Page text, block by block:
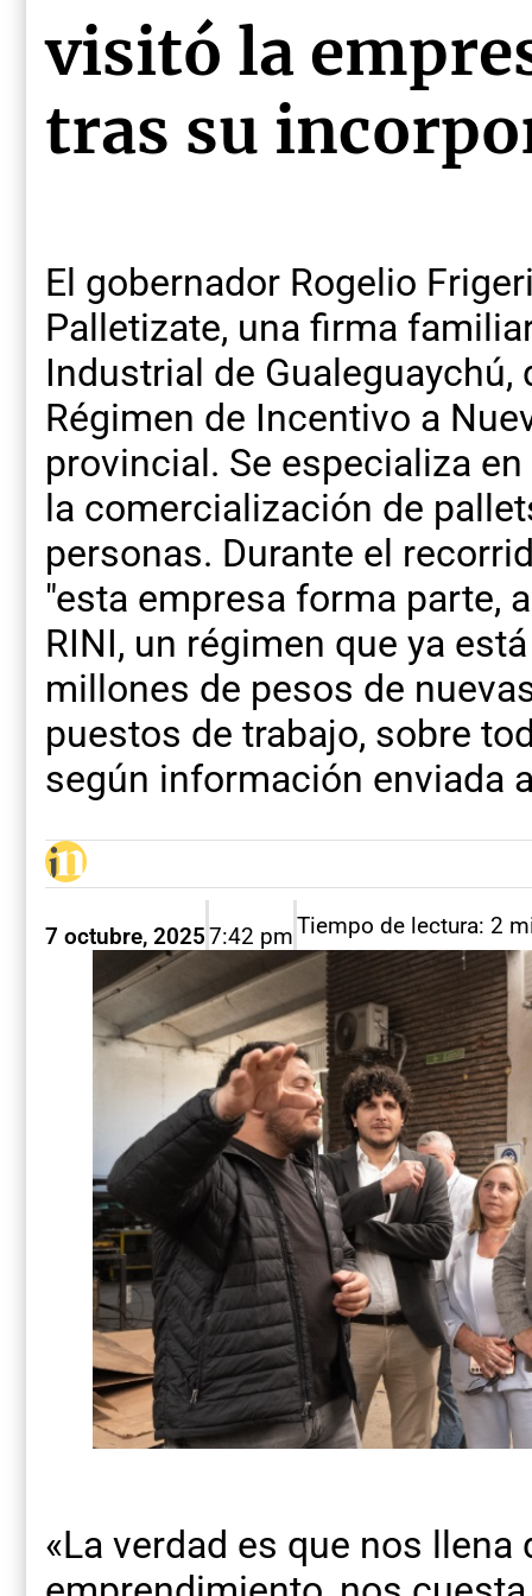
visitó la
tras su
El gobernador Rogelio
Palletizate, una firma
Industrial de
Régimen de Incentivo a
provincial. Se especializa
la comercialización de
personas. Durante el
"esta empresa forma parte,
RINI, un régimen que ya
millones de pesos de
puestos de trabajo, sobre
según información enviada
7 octubre, 20257:42 pmTiempo de lectura: 2
«La verdad es que nos llena